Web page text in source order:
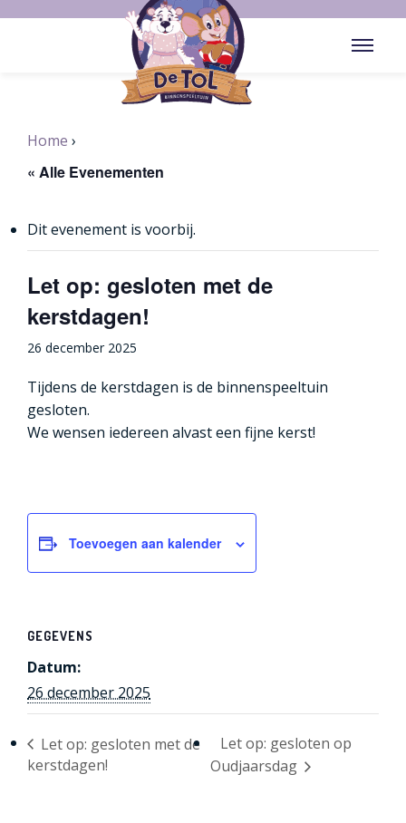
Home
« Alle Evenementen
Dit evenement is voorbij.
Let op: gesloten met de
kerstdagen!
26 december 2025
Tijdens de kerstdagen is de binnenspeeltuin
gesloten.
We wensen iedereen alvast een fijne kerst!
Toevoegen aan kalender
GEGEVENS
Datum:
26 december 2025
Let op: gesloten met de
kerstdagen!
Let op: gesloten op
Oudjaarsdag